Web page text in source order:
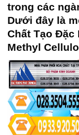
trong các
Dưới đây là
Chất Tạo Đặc
Methyl